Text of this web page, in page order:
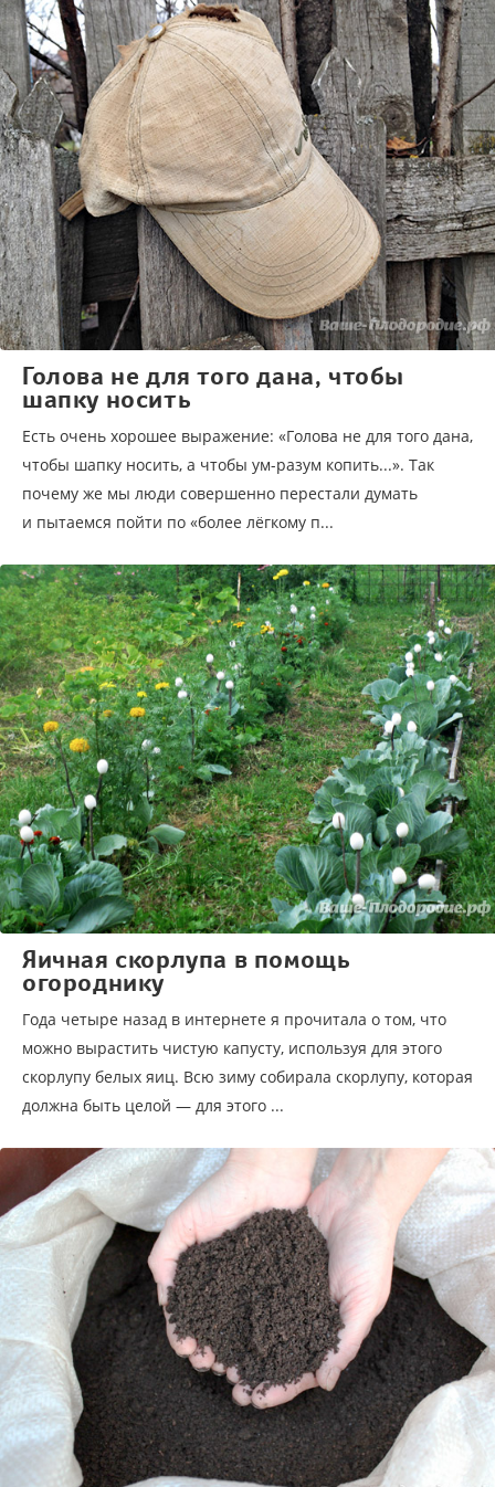
Голова не для того дана, чтобы
шапку носить
Есть очень хорошее выражение: «Голова не для того дана,
чтобы шапку носить, а чтобы ум-разум копить...». Так
почему же мы люди совершенно перестали думать
и пытаемся пойти по «более лёгкому п...
Яичная скорлупа в помощь
огороднику
Года четыре назад в интернете я прочитала о том, что
можно вырастить чистую капусту, используя для этого
скорлупу белых яиц. Всю зиму собирала скорлупу, которая
должна быть целой — для этого ...